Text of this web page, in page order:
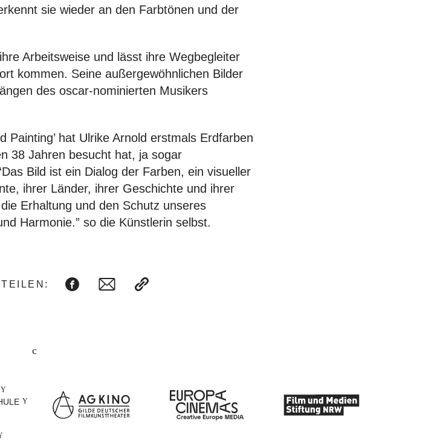
sie wieder an den Farbtönen und der
Arbeitsweise und lässt ihre Wegbegleiter
kommen. Seine außergewöhnlichen Bilder
des oscar-nominierten Musikers
Painting’ hat Ulrike Arnold erstmals Erdfarben
38 Jahren besucht hat, ja sogar
Bild ist ein Dialog der Farben, ein visueller
ihrer Länder, ihrer Geschichte und ihrer
Erhaltung und den Schutz unseres
Harmonie.” so die Künstlerin selbst.